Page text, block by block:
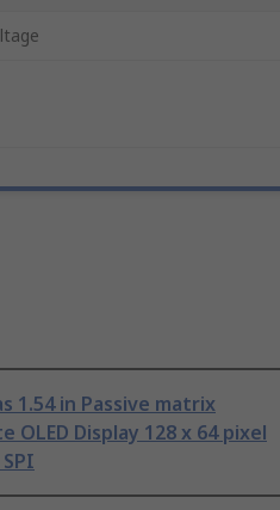
1.54 in Passive matrix
OLED Display 128 x 64 pixel